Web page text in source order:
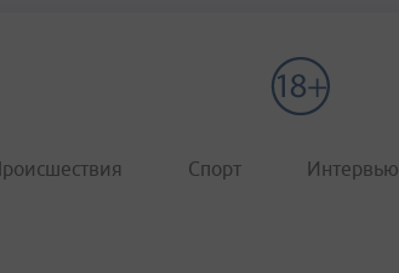
Спорт Интервью